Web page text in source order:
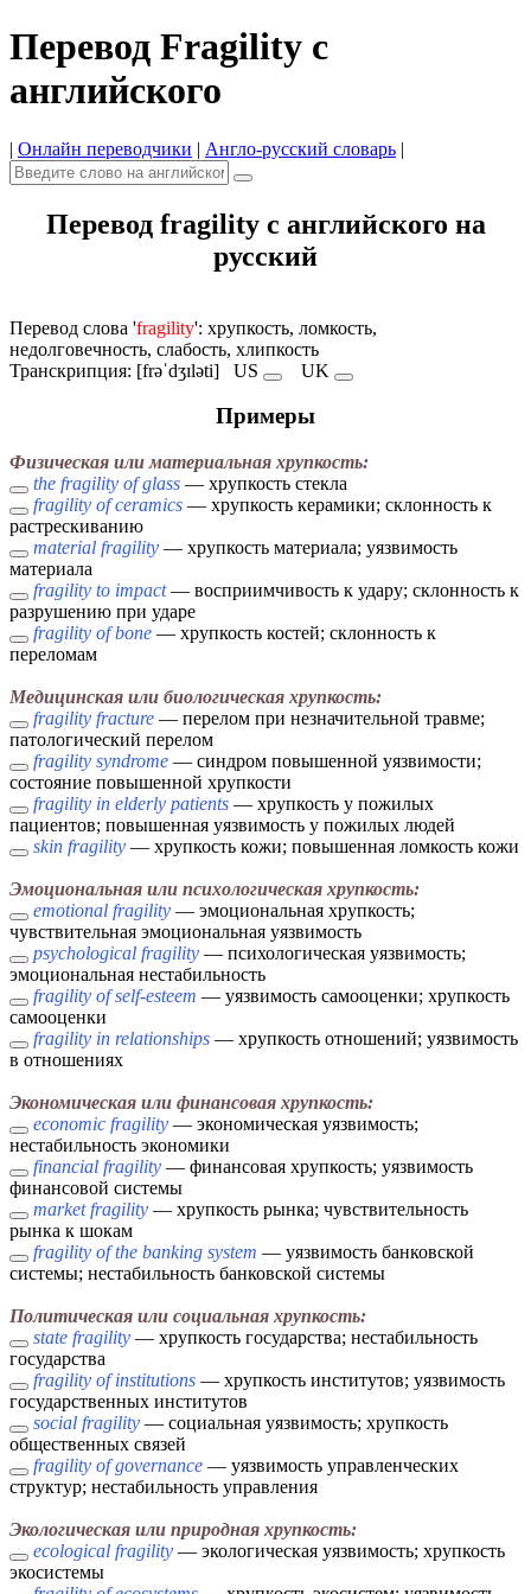
Перевод Fragility с
английского
| Онлайн переводчики | Англо-русский словарь |
Перевод fragility с английского на
русский
Перевод слова 'fragility': хрупкость, ломкость,
недолговечность, слабость, хлипкость
Транскрипция: [frəˈdʒɪləti] US UK
Примеры
Физическая или материальная хрупкость:
the fragility of glass — хрупкость стекла
fragility of ceramics — хрупкость керамики; склонность к
растрескиванию
material fragility — хрупкость материала; уязвимость
материала
fragility to impact— восприимчивость к удару; склонность к
разрушению при ударе
fragility of bone — хрупкость костей; склонность к
переломам
Медицинская или биологическая хрупкость:
fragility fracture — перелом при незначительной травме;
патологический перелом
fragility syndrome — синдром повышенной уязвимости;
состояние повышенной хрупкости
fragility in elderly patients — хрупкость у пожилых
пациентов; повышенная уязвимость у пожилых людей
skin fragility — хрупкость кожи; повышенная ломкость кожи
Эмоциональная или психологическая хрупкость:
emotional fragility — эмоциональная хрупкость;
чувствительная эмоциональная уязвимость
psychological fragility — психологическая уязвимость;
эмоциональная нестабильность
fragility of self-esteem — уязвимость самооценки; хрупкость
самооценки
fragility in relationships — хрупкость отношений; уязвимость
в отношениях
Экономическая или финансовая хрупкость:
economic fragility — экономическая уязвимость;
нестабильность экономики
financial fragility — финансовая хрупкость; уязвимость
финансовой системы
market fragility — хрупкость рынка; чувствительность
рынка к шокам
fragility of the banking system — уязвимость банковской
системы; нестабильность банковской системы
Политическая или социальная хрупкость:
state fragility — хрупкость государства; нестабильность
государства
fragility of institutions — хрупкость институтов; уязвимость
государственных институтов
social fragility — социальная уязвимость; хрупкость
общественных связей
fragility of governance — уязвимость управленческих
структур; нестабильность управления
Экологическая или природная хрупкость:
ecological fragility — экологическая уязвимость; хрупкость
экосистемы